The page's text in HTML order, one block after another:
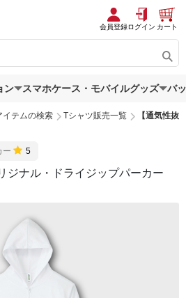
会員登録ログイン カート
ン スマホケース・モバイルグッズ バ
イテムの検索 Tシャツ販売一覧 【通気性抜
ー 5
ジナル・ドライジップパーカー